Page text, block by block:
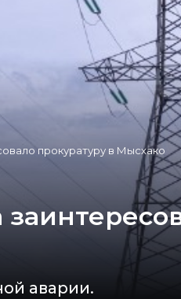
прокуратуру в Мысхако
аварии.